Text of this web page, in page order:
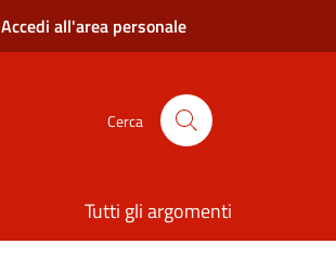
Accedi all'area personale
Cerca
Tutti gli argomenti